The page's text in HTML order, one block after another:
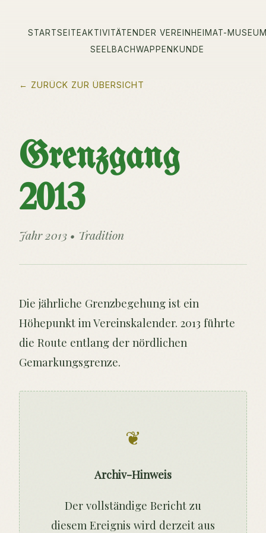
STARTSEITEAKTIVITÄTEN DER VEREIN HEIMAT-
SEELBACHWAPPENKUNDE
← ZURÜCK ZUR ÜBERSICHT
Grenzgang
2013
Jahr 2013 • Tradition
Die jährliche Grenzbegehung ist ein
Höhepunkt im Vereinskalender. 2013 führte
die Route entlang der nördlichen
Gemarkungsgrenze.
❦
Archiv-Hinweis
Der vollständige Bericht zu
diesem Ereignis wird derzeit aus